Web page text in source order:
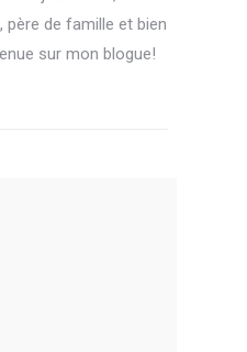
père de famille et bien
sur mon blogue!